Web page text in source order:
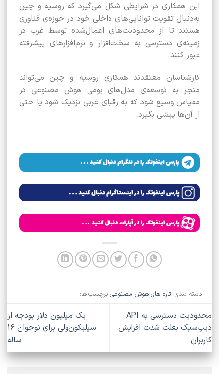
این همکاری در شرایطی شکل می‌گیرد که روسیه و چین
به‌دنبال تقویت توانایی‌های داخلی خود در حوزه‌ی فناوری
هستند تا از محدودیت‌های اعمال‌شده توسط غرب در
زمینه‌ی دسترسی به سخت‌افزار و نرم‌افزارهای پیشرفته
عبور کنند.
کارشناسان معتقدند همکاری روسیه و چین می‌تواند
منجر به توسعه‌ی مدل‌های بومی هوش مصنوعی در
مقیاس وسیع شود که به رقبای غربی نزدیک شود یا حتی
از آن‌ها پیشی بگیرد.
دسته بندی:تازه های هوش مصنوعی برچسب ها:
محدودیت دسترسی به API
دیپ‌سیک بعلت شدت افزایش
کاربران
یک میلیون دلار بودجه از
سیلیکون‌ولی برای نوجوان ۱۶
ساله